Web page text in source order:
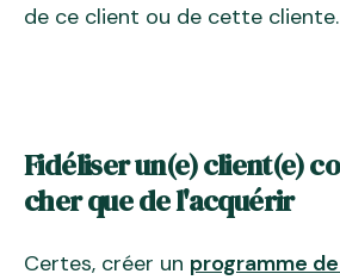
de ce client ou de cette cliente.
Fidéliser un(e) client(e)
cher que de l'acquérir
Certes, créer un programme